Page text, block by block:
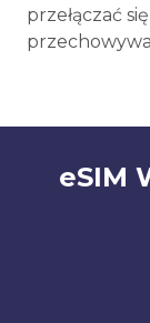
przełączać
eSIM